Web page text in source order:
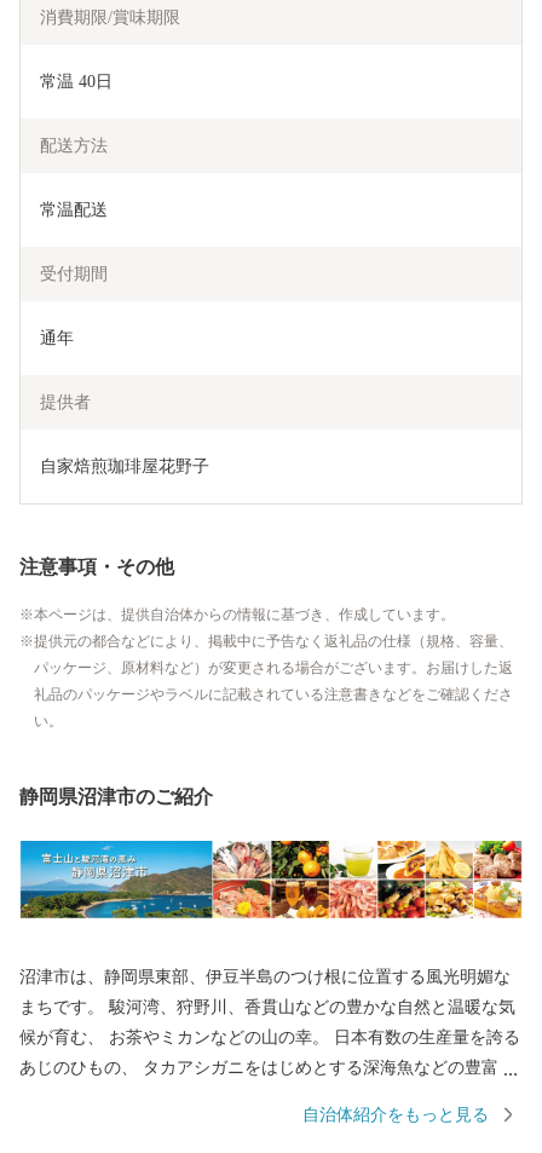
消費期限/賞味期限
常温 40日
配送方法
常温配送
受付期間
通年
提供者
自家焙煎珈琲屋花野子
注意事項・その他
本ページは、提供自治体からの情報に基づき、作成しています。
提供元の都合などにより、掲載中に予告なく返礼品の仕様（規格、容量、
パッケージ、原材料など）が変更される場合がございます。お届けした返
礼品のパッケージやラベルに記載されている注意書きなどをご確認くださ
い。
静岡県沼津市のご紹介
沼津市は、静岡県東部、伊豆半島のつけ根に位置する風光明媚な
まちです。 駿河湾、狩野川、香貫山などの豊かな自然と温暖な気
候が育む、 お茶やミカンなどの山の幸。 日本有数の生産量を誇る
あじのひもの、 タカアシガニをはじめとする深海魚などの豊富な
元名産の品を数多く取り揃えました。 いただいたご寄附は、沼津
自治体紹介をもっと見る